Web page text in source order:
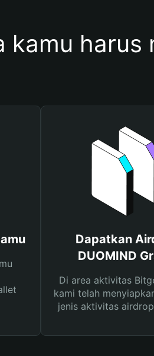
kamu harus
Dapatkan
DUOMIND
Di area aktivitas
kami telah
jenis aktivitas